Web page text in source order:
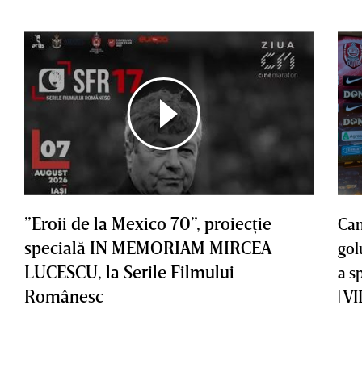
”Eroii de la Mexico 70”, proiecţie
specială IN MEMORIAM MIRCEA
LUCESCU, la Serile Filmului
Românesc
a
|